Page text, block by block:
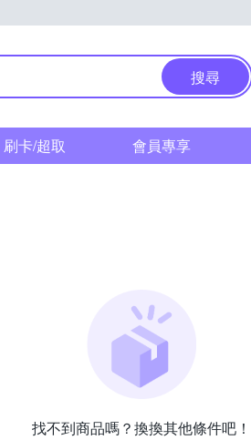
搜尋
刷卡/超取 會員專享
找不到商品嗎？換換其他條件吧！